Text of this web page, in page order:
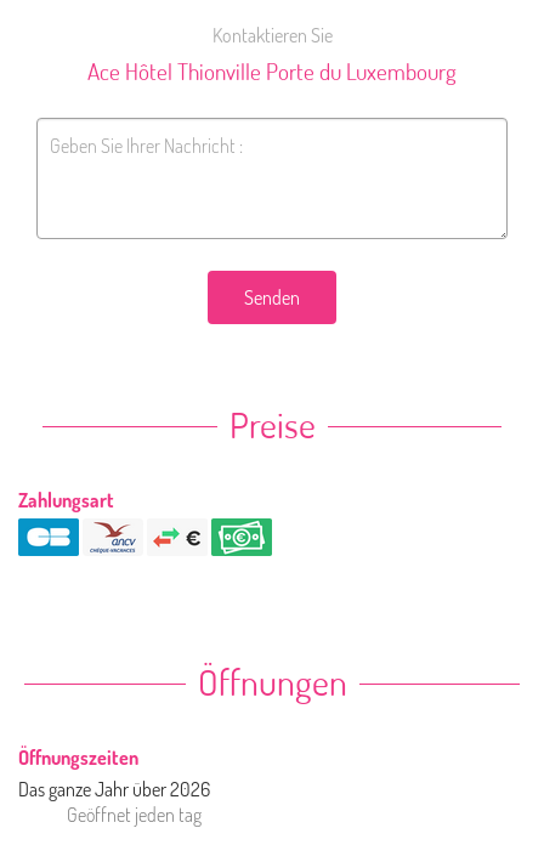
Kontaktieren Sie
Ace Hôtel Thionville Porte du Luxembourg
Senden
Preise
Zahlungsart
Öffnungen
Öffnungszeiten
Das ganze Jahr über 2026
Geöffnet jeden tag